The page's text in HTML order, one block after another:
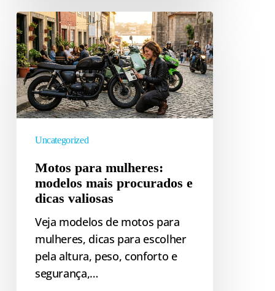
Motos
para
mulheres:
modelos
mais
procurados
e
dicasUncategorized
Motos para mulheres:
modelos mais procurados e
dicas valiosas
Veja modelos de motos para
mulheres, dicas para escolher
pela altura, peso, conforto e
segurança,…